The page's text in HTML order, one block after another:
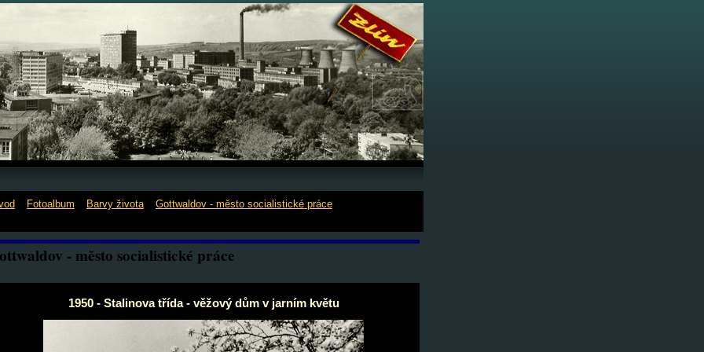
Fotoalbum Barvy života» Gottwaldov - město socialistické práce
- město socialistické práce
1950 - Stalinova třída - věžový dům v jarním květu